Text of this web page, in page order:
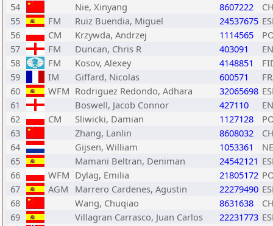
54
Nie, Xinyang 8607222
55
FM Ruiz Buendia, Miguel 24537675
56
CM Krzywda, Andrzej 1114565
57
FM Duncan, Chris R 403091
58
FM Kosov, Alexey 4148851
59
IM Giffard, Nicolas 600571
60
WFM Rodriguez Redondo, Adhara 32065698
61
Boswell, Jacob Connor 427110
62
CM Sliwicki, Damian 1127128
63
Zhang, Lanlin 8608032
64
Gijsen, William 1053361
65
Mamani Beltran, Deniman 24542121
66
WFM Dylag, Emilia 21805172
67
AGM Marrero Cardenes, Agustin 22279490
68
Wang, Chuqiao 8631638
69
Villagran Carrasco, Juan Carlos 22231773